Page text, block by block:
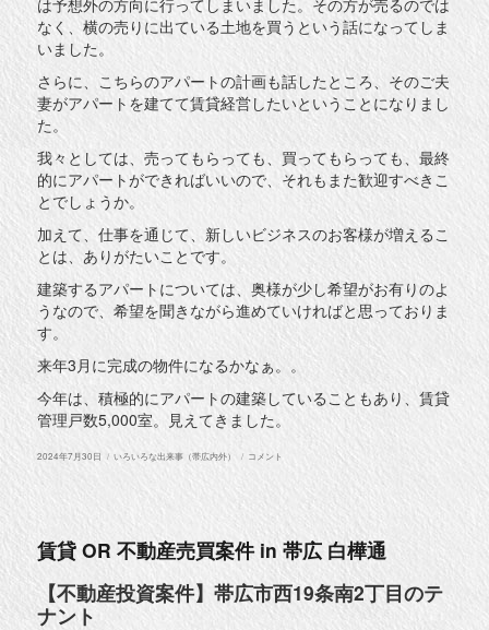
なく、横の売りに出ている土地を買うという話になってしま
いました。
さらに、こちらのアパートの計画も話したところ、そのご夫
妻がアパートを建てて賃貸経営したいということになりまし
た。
我々としては、売ってもらっても、買ってもらっても、最終
的にアパートができればいいので、それもまた歓迎すべきこ
とでしょうか。
加えて、仕事を通じて、新しいビジネスのお客様が増えるこ
とは、ありがたいことです。
建築するアパートについては、奥様が少し希望がお有りのよ
うなので、希望を聞きながら進めていければと思っておりま
す。
来年3月に完成の物件になるかなぁ。。
今年は、積極的にアパートの建築していることもあり、賃貸
管理戸数5,000室。見えてきました。
投
2024年7月30日
カ
いろいろな出来事（帯広内外）
土
く
だ
い
ー
コメント
賃貸 OR 不動産売買案件 in 帯広 白樺通
【不動産投資案件】帯広市西19条南2丁目のテ
ナント